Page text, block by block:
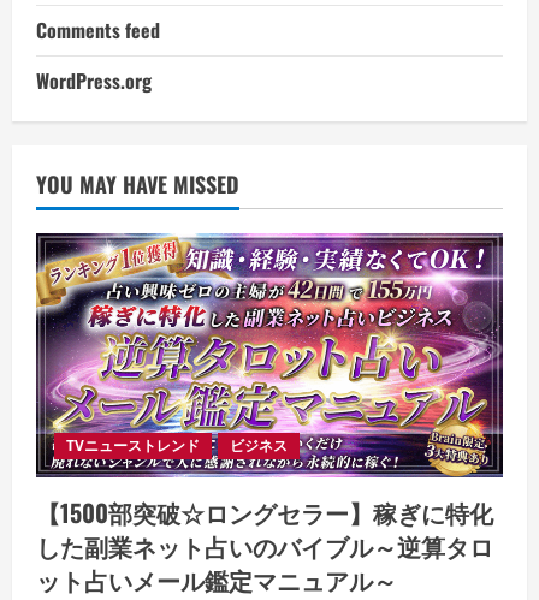
Comments feed
WordPress.org
YOU MAY HAVE MISSED
TVニューストレンド ビジネス
【1500部突破☆ロングセラー】稼ぎに特化
した副業ネット占いのバイブル～逆算タロ
ット占いメール鑑定マニュアル～